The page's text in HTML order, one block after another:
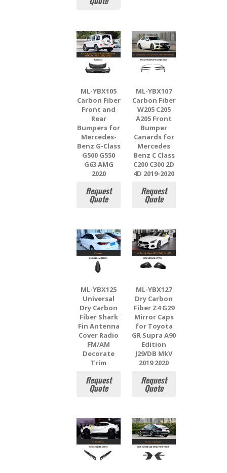
ML-YBX105
Carbon Fiber
Front and
Rear
Bumpers for
Mercedes-
Benz G-Class
G500 G550
G63 AMG
2020
Request
Quote
ML-YBX107
Carbon Fiber
W205 C205
A205 Front
Bumper
Canards for
Mercedes
Benz C Class
C200 C300 2D
4D 2019-2020
Request
Quote
ML-YBX125
Universal
Dry Carbon
Fiber Shark
Fin Antenna
Cover Radio
FM/AM
Decorate
Trim
Request
Quote
ML-YBX127
Dry Carbon
Fiber Z4 G29
Mirror Caps
for Toyota
GR Supra A90
Edition
J29/DB MkV
2019 2020
Request
Quote